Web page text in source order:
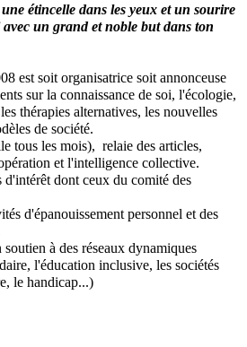
étincelle dans les yeux et un sourire
un grand et noble but dans ton
est soit organisatrice soit annonceuse
sur la connaissance de soi, l'écologie,
thérapies alternatives, les nouvelles
de société.
tous les mois), relaie des articles,
et l'intelligence collective.
dont ceux du comité des
d'épanouissement personnel et des
à des réseaux dynamiques
l'éducation inclusive, les sociétés
le handicap...)